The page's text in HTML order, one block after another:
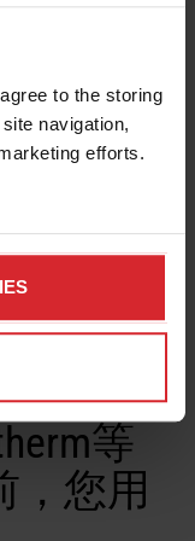
to the storing
navigation,
efforts.
割系统
势？
中所包含的不同类
，也能带到80公里
割50毫米厚船用锚
锚链的情况下，它
等
，您用